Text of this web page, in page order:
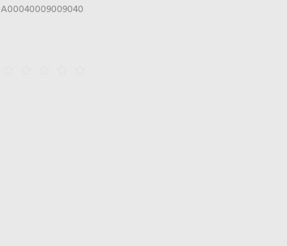
A00040009009040